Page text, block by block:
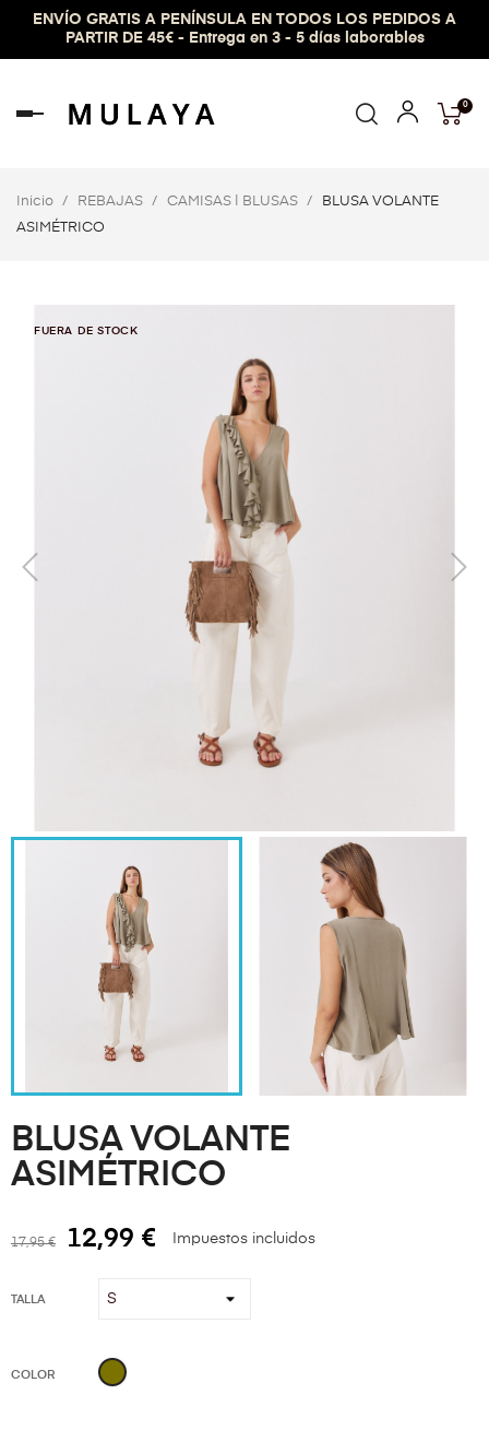
ENVÍO GRATIS A PENÍNSULA EN TODOS LOS PEDIDOS A
PARTIR DE 45€ - Entrega en 3 - 5 días laborables
Navegación
0
Inicio REBAJAS CAMISAS | BLUSAS
BLUSA VOLANTE
ASIMÉTRICO
FUERA DE STOCK
BLUSA VOLANTE
ASIMÉTRICO
17,95 € 12,99 € Impuestos incluidos
TALLA
COLOR KAKI